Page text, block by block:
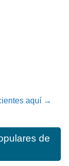
aquí →
de